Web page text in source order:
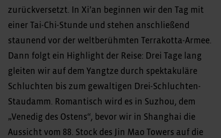
zurückversetzt. In Xi’an beginnen wir den Tag mit
einer Tai-Chi-Stunde und stehen anschließend
staunend vor der weltberühmten Terrakotta-Armee.
Dann folgt ein Highlight der Reise: Drei Tage lang
gleiten wir auf dem Yangtze durch spektakuläre
Schluchten bis zum gewaltigen Drei-Schluchten-
Staudamm. Romantisch wird es in Suzhou, dem
„Venedig des Ostens“, bevor wir in Shanghai die
Aussicht vom 88. Stock des Jin Mao Towers auf die